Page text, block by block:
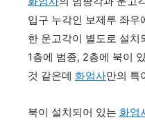
입구 누각인 보제루 좌우
한 운고각이 별도로 설치
1층에 범종, 2층에 북이
것 같은데 화엄사만의 특
북이 설치되어 있는 화엄